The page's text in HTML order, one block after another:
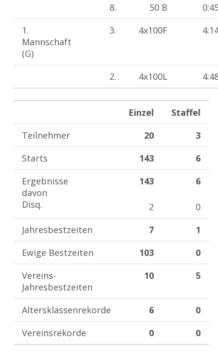
8.
50 B
1.
Mannschaft
(G)
3. 4x100F
2. 4x100L
Einzel
Staffel
Teilnehmer
20
3
Starts
143
6
Ergebnisse
davon
Disq.
143
2
6
0
Jahresbestzeiten
7
1
Ewige Bestzeiten
103
0
Vereins-
Jahresbestzeiten
10 5
Altersklassenrekorde 6
0
Vereinsrekorde
0 0